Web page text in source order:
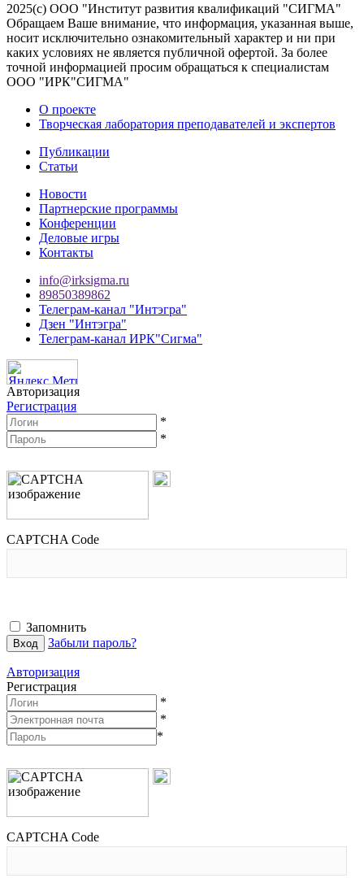
2025(с) ООО "Институт развития квалификаций "СИГМА"
Обращаем Ваше внимание, что информация, указанная выше,
носит исключительно ознакомительный характер и ни при
каких условиях не является публичной офертой. За более
точной информацией просим обращаться к специалистам
ООО "ИРК"СИГМА"
О проекте
Творческая лаборатория преподавателей и экспертов
Публикации
Статьи
Новости
Партнерские программы
Конференции
Деловые игры
Контакты
info@irksigma.ru
89850389862
Телеграм-канал "Интэгра"
Дзен "Интэгра"
Телеграм-канал ИРК"Сигма"
Авторизация
Регистрация
*
*
CAPTCHA Code
Запомнить
Забыли пароль?
Авторизация
Регистрация
*
*
*
CAPTCHA Code